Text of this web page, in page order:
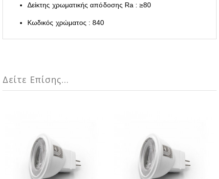
Δείκτης χρωματικής απόδοσης Ra : ≥80
Κωδικός χρώματος : 840
Δείτε Επίσης...